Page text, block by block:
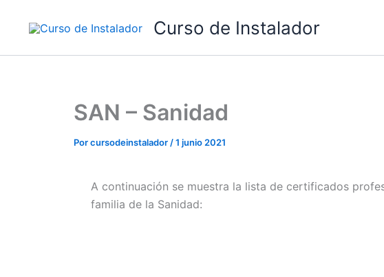
Curso de Instalador
SAN – Sanidad
Porcursodeinstalador /1 junio 2021
A continuación se muestra la lista de certificados
familia de la Sanidad: